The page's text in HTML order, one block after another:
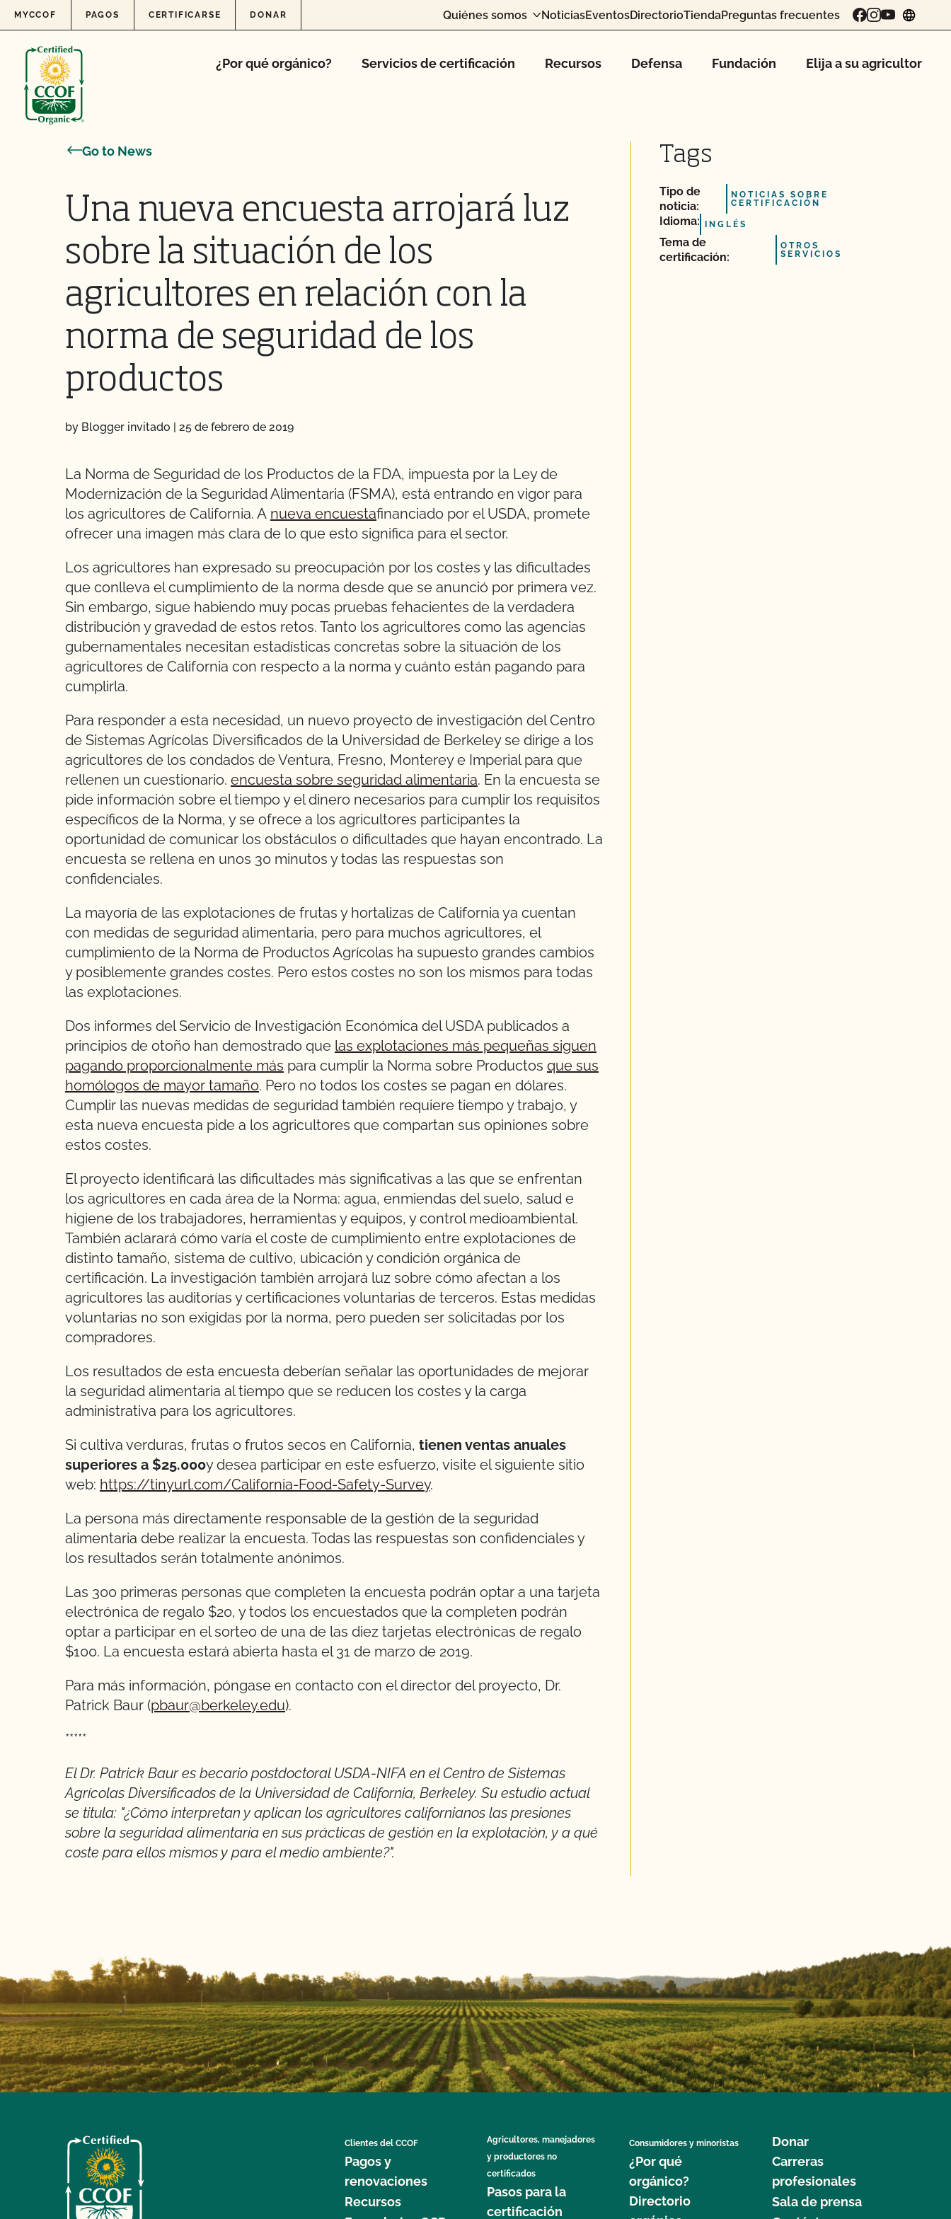
Skip to content
MYCCOF PAGOS CERTIFICARSE DONAR Quiénes somos NoticiasEventosDirectorioTiendaPreguntas frecuentes
¿Por qué orgánico? Servicios de certificación Recursos Defensa Fundación Elija a su agricultor
Go to News
Una nueva encuesta arrojará luz
sobre la situación de los
agricultores en relación con la
norma de seguridad de los
productos
by Blogger invitado | 25 de febrero de 2019
La Norma de Seguridad de los Productos de la FDA, impuesta por la Ley de
Modernización de la Seguridad Alimentaria (FSMA), está entrando en vigor para
los agricultores de California. A nueva encuestafinanciado por el USDA, promete
ofrecer una imagen más clara de lo que esto significa para el sector.
Los agricultores han expresado su preocupación por los costes y las dificultades
que conlleva el cumplimiento de la norma desde que se anunció por primera vez.
Sin embargo, sigue habiendo muy pocas pruebas fehacientes de la verdadera
distribución y gravedad de estos retos. Tanto los agricultores como las agencias
gubernamentales necesitan estadísticas concretas sobre la situación de los
agricultores de California con respecto a la norma y cuánto están pagando para
cumplirla.
Para responder a esta necesidad, un nuevo proyecto de investigación del Centro
de Sistemas Agrícolas Diversificados de la Universidad de Berkeley se dirige a los
agricultores de los condados de Ventura, Fresno, Monterey e Imperial para que
rellenen un cuestionario. encuesta sobre seguridad alimentaria. En la encuesta se
pide información sobre el tiempo y el dinero necesarios para cumplir los requisitos
específicos de la Norma, y se ofrece a los agricultores participantes la
oportunidad de comunicar los obstáculos o dificultades que hayan encontrado. La
encuesta se rellena en unos 30 minutos y todas las respuestas son
confidenciales.
La mayoría de las explotaciones de frutas y hortalizas de California ya cuentan
con medidas de seguridad alimentaria, pero para muchos agricultores, el
cumplimiento de la Norma de Productos Agrícolas ha supuesto grandes cambios
y posiblemente grandes costes. Pero estos costes no son los mismos para todas
las explotaciones.
Dos informes del Servicio de Investigación Económica del USDA publicados a
principios de otoño han demostrado que las explotaciones más pequeñas siguen
pagando proporcionalmente más para cumplir la Norma sobre Productos que sus
homólogos de mayor tamaño. Pero no todos los costes se pagan en dólares.
Cumplir las nuevas medidas de seguridad también requiere tiempo y trabajo, y
esta nueva encuesta pide a los agricultores que compartan sus opiniones sobre
estos costes.
El proyecto identificará las dificultades más significativas a las que se enfrentan
los agricultores en cada área de la Norma: agua, enmiendas del suelo, salud e
higiene de los trabajadores, herramientas y equipos, y control medioambiental.
También aclarará cómo varía el coste de cumplimiento entre explotaciones de
distinto tamaño, sistema de cultivo, ubicación y condición orgánica de
certificación. La investigación también arrojará luz sobre cómo afectan a los
agricultores las auditorías y certificaciones voluntarias de terceros. Estas medidas
voluntarias no son exigidas por la norma, pero pueden ser solicitadas por los
compradores.
Los resultados de esta encuesta deberían señalar las oportunidades de mejorar
la seguridad alimentaria al tiempo que se reducen los costes y la carga
administrativa para los agricultores.
Si cultiva verduras, frutas o frutos secos en California, tienen ventas anuales
superiores a $25.000y desea participar en este esfuerzo, visite el siguiente sitio
web: https://tinyurl.com/California-Food-Safety-Survey.
La persona más directamente responsable de la gestión de la seguridad
alimentaria debe realizar la encuesta. Todas las respuestas son confidenciales y
los resultados serán totalmente anónimos.
Las 300 primeras personas que completen la encuesta podrán optar a una tarjeta
electrónica de regalo $20, y todos los encuestados que la completen podrán
optar a participar en el sorteo de una de las diez tarjetas electrónicas de regalo
$100. La encuesta estará abierta hasta el 31 de marzo de 2019.
Para más información, póngase en contacto con el director del proyecto, Dr.
Patrick Baur (pbaur@berkeley.edu).
*****
El Dr. Patrick Baur es becario postdoctoral USDA-NIFA en el Centro de Sistemas
Agrícolas Diversificados de la Universidad de California, Berkeley. Su estudio actual
se titula: "¿Cómo interpretan y aplican los agricultores californianos las presiones
sobre la seguridad alimentaria en sus prácticas de gestión en la explotación, y a qué
coste para ellos mismos y para el medio ambiente?".
Tags
Tipo de
noticia:
NOTICIAS SOBRE
CERTIFICACIÓN
Idioma: INGLÉS
Tema de
certificación:
OTROS
SERVICIOS
Clientes del CCOF
Pagos y
renovaciones
Recursos
Agricultores, manejadores
y productores no
certificados
Pasos para la
certificación
Consumidores y minoristas
¿Por qué
orgánico?
Directorio
Donar
Carreras
profesionales
Sala de prensa